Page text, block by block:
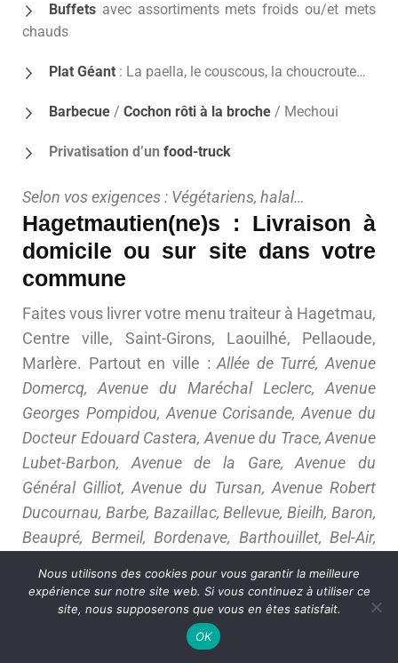
Buffets avec assortiments mets froids ou/et mets
chauds
Plat Géant : La paella, le couscous, la choucroute…
Barbecue / Cochon rôti à la broche / Mechoui
Privatisation d’un food-truck
Selon vos exigences : Végétariens, halal…
Hagetmautien(ne)s : Livraison à
domicile ou sur site dans votre
commune
Faites vous livrer votre menu traiteur à Hagetmau,
Centre ville, Saint-Girons, Laouilhé, Pellaoude,
Marlère. Partout en ville :Allée de Turré, Avenue
Domercq, Avenue du Maréchal Leclerc, Avenue
Georges Pompidou, Avenue Corisande, Avenue du
Docteur Edouard Castera, Avenue du Trace, Avenue
Lubet-Barbon, Avenue de la Gare, Avenue du
Général Gilliot, Avenue du Tursan, Avenue Robert
Ducournau, Barbe, Bazaillac, Bellevue, Bieilh, Baron,
Beaupré, Bermeil, Bordenave, Barthouillet, Bel-Air,
Burgué, Caillabet, Chemin de Bellegarde, Chemin de
Larode, Chemin des Loussets, Camette, Chemin de
Belloc, Chemin de Larrigade, Chemin du Busqueton,
Nous utilisons des cookies pour vous garantir la meilleure
expérience sur notre site web. Si vous continuez à utiliser ce
site, nous supposerons que vous en êtes satisfait.
OK